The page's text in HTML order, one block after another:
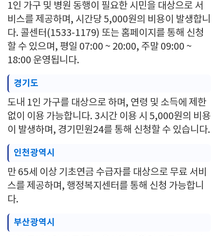
1인 가구 및 병원 동행이 필요한 시민을 대상으로 서
비스를 제공하며, 시간당 5,000원의 비용이 발생합니
다. 콜센터(1533-1179) 또는 홈페이지를 통해 신청
할 수 있으며, 평일 07:00 ~ 20:00, 주말 09:00 ~
18:00 운영됩니다.
경기도
도내 1인 가구를 대상으로 하며, 연령 및 소득에 제한
없이 이용 가능합니다. 3시간 이용 시 5,000원의 비용
이 발생하며, 경기민원24를 통해 신청할 수 있습니다.
인천광역시
만 65세 이상 기초연금 수급자를 대상으로 무료 서비
스를 제공하며, 행정복지센터를 통해 신청 가능합니
다.
부산광역시